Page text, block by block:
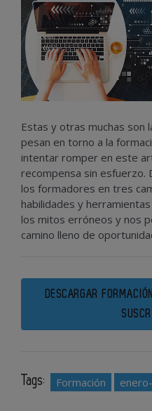
Estas y otras muchas son
pesan en torno a la
intentar romper en este
recompensa sin
los formadores en tres
habilidades y
los mitos erróneos y nos
camino lleno de
DESCARGAR
Tags: Formación